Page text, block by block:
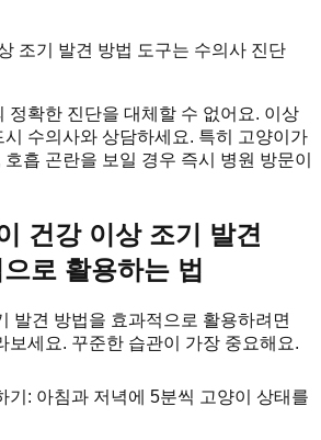
조기 발견 방법 도구는 수의사 진단
정확한 진단을 대체할 수 없어요. 이상
수의사와 상담하세요. 특히 고양이가
흡 곤란을 보일 경우 즉시 병원 방문이
건강 이상 조기 발견
로 활용하는 법
발견 방법을 효과적으로 활용하려면
보세요. 꾸준한 습관이 가장 중요해요.
기 : 아침과 저녁에 5분씩 고양이 상태를